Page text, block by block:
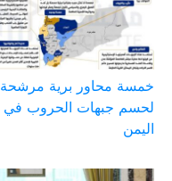
خمسة محاور برية مرشحة
لحسم جبهات الحروب في
اليمن